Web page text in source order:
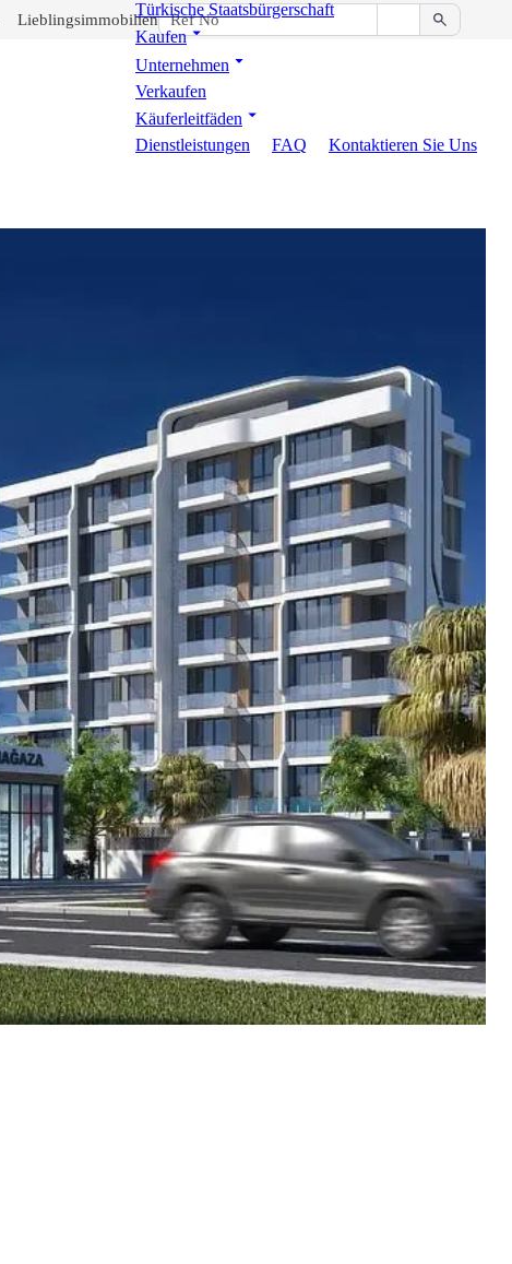
Lieblingsimmobilien
Türkische Staatsbürgerschaft
Kaufen
Unternehmen
Verkaufen
Käuferleitfäden
Dienstleistungen
FAQ Kontaktieren Sie Uns